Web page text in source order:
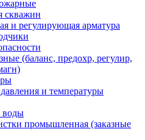
скважин
и регулирующая арматура
(баланс, предохр, регулир,
и температуры
воды
промышленная (заказные